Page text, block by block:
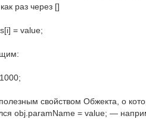
раз через []
= value;
свойством Обжекта, о
obj.paramName = value; —